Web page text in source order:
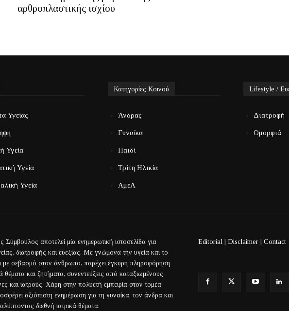
αρθροπλαστικής ισχίου
Υγείας
Υγεία
Υγεία
Υγεία
Κατηγορίες Κοινού
Άνδρας
Γυναίκα
Παιδί
Τρίτη Ηλικία
ΑμεΑ
Lifestyle /
Διατροφή
Ομορφιά
Σύμβουλος αποτελεί μία ενημερωτική ιστοσελίδα για
διατροφής και ευεξίας. Με γνώμονα την υγεία και το
με σεβασμό στον άνθρωπο, παρέχει έγκυρη πληροφόρηση
θέματα και ζητήματα, συνεντεύξεις από καταξιωμένους
και ιατρούς. Χάρη στην πολυετή εμπειρία στον τομέα
αξιόπιστη ενημέρωση για τη γυναίκα, τον άνδρα και
διεθνή ιατρικά θέματα.
Editorial Disclaimer Contact